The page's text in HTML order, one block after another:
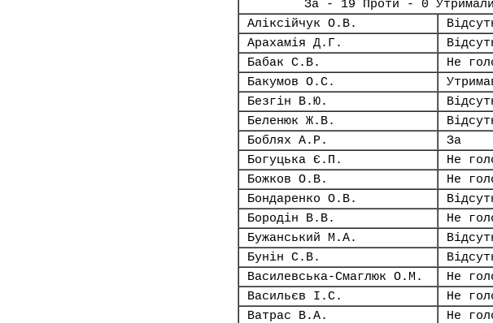
За - 19 Проти - 0
Аліксійчук О.В.
Арахамія Д.Г.
Бабак С.В.
Не
Бакумов О.С.
Безгін В.Ю.
Беленюк Ж.В.
Боблях А.Р.
За
Богуцька Є.П.
Не
Божков О.В.
Не
Бондаренко О.В.
Бородін В.В.
Не
Бужанський М.А.
Бунін С.В.
Василевська-Смаглюк О.М.
Не
Васильєв І.С.
Не
Ватрас В.А.
Не